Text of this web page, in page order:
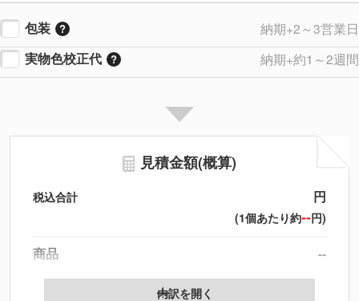
包装
納期+2～3営業日
実物色校正代
納期+約1～2週間
見積金額(概算)
税込合計 円
(1個あたり約--円)
商品
--
製版代
内訳を開く